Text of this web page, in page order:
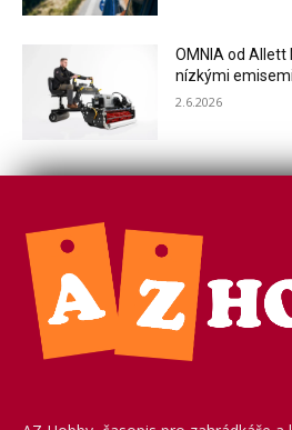
OMNIA od Allett
nízkými emisemi
2.6.2026